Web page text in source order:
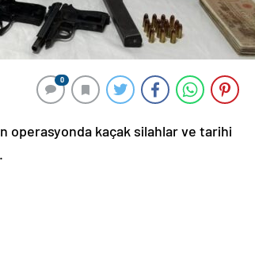
0
operasyonda kaçak silahlar ve tarihi